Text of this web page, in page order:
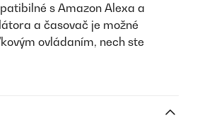
s Amazon Alexa a
a časovač je možné
ovládaním, nech ste